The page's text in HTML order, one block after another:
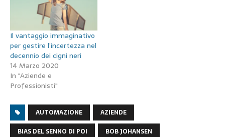
Il vantaggio immaginativo
per gestire l’incertezza nel
decennio dei cigni neri
14 Marzo 2020
In "Aziende e
Professionisti"
AUTOMAZIONE
AZIENDE
BIAS DEL SENNO DI POI
BOB JOHANSEN